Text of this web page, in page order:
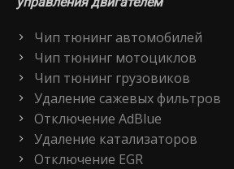
Чип тюнинг автомобилей
Чип тюнинг мотоциклов
Чип тюнинг грузовиков
Удаление сажевых фильтров
Отключение AdBlue
Удаление катализаторов
Отключение EGR